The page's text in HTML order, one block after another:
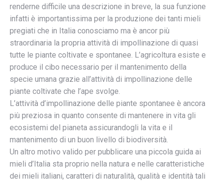
renderne difficile una descrizione in breve, la sua funzione
infatti è importantissima per la produzione dei tanti mieli
pregiati che in Italia conosciamo ma è ancor più
straordinaria la propria attività di impollinazione di quasi
tutte le piante coltivate e spontanee. L’agricoltura esiste e
produce il cibo necessario per il mantenimento della
specie umana grazie all’attività di impollinazione delle
piante coltivate che l’ape svolge.
L’attività d’impollinazione delle piante spontanee è ancora
più preziosa in quanto consente di mantenere in vita gli
ecosistemi del pianeta assicurandogli la vita e il
mantenimento di un buon livello di biodiversità.
Un altro motivo valido per pubblicare una piccola guida ai
mieli d’Italia sta proprio nella natura e nelle caratteristiche
dei mieli italiani, caratteri di naturalità, qualità e identità tali